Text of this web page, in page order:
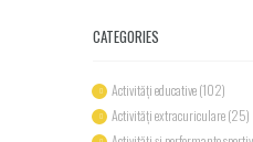
CATEGORIES
Activități educative(102)
Activități extracuriculare(25)